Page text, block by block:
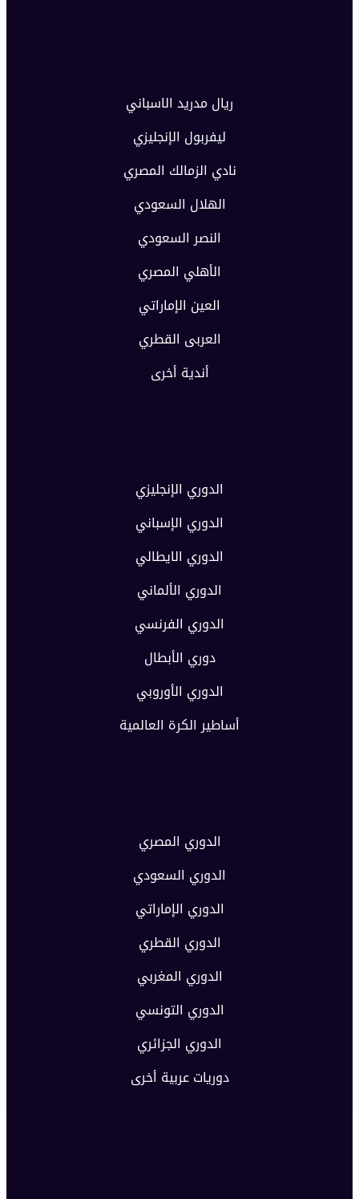
ريال مدريد الاسباني
ليفربول الإنجليزي
نادي الزمالك المصري
الهلال السعودي
النصر السعودي
الأهلي المصري
العين الإماراتي
العربى القطري
أندية أخرى
الدوري الإنجليزي
الدوري الإسباني
الدوري الايطالي
الدوري الألماني
الدوري الفرنسي
دوري الأبطال
الدوري الأوروبي
أساطير الكرة العالمية
الدوري المصري
الدوري السعودي
الدوري الإماراتي
الدوري القطري
الدوري المغربي
الدوري التونسي
الدوري الجزائري
دوريات عربية أخرى